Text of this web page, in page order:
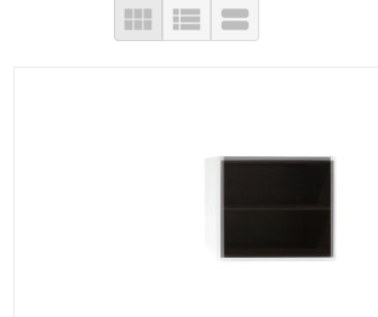
  